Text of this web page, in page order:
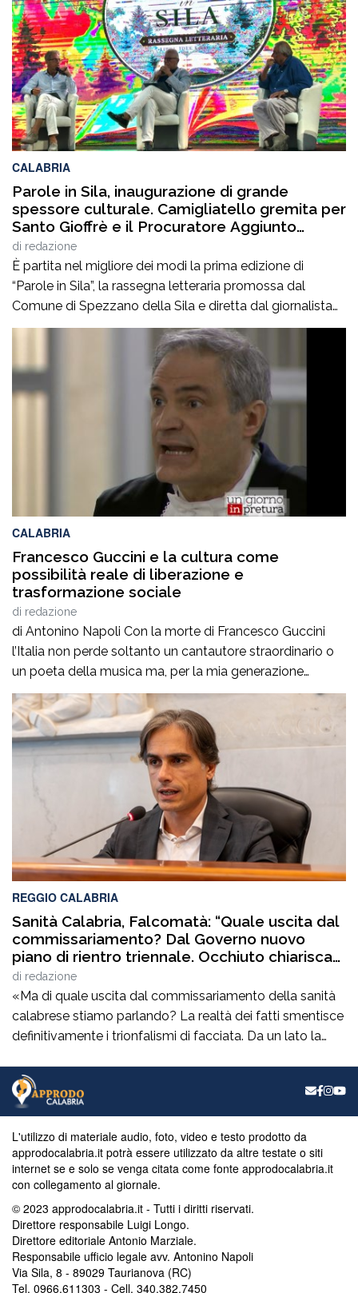
CALABRIA
Parole in Sila, inaugurazione di grande
spessore culturale. Camigliatello gremita per
Santo Gioffrè e il Procuratore Aggiunto
Stefano Musolino
di redazione
È partita nel migliore dei modi la prima edizione di
“Parole in Sila”, la rassegna letteraria promossa dal
Comune di Spezzano della Sila e diretta dal giornalista
Pasquale Motta, che fino al 19 agosto porterà a
Camigliatello Silano alcuni tra i più autorevoli
protagonisti del panorama culturale e istituzionale
italiano. Nella splendida cornice di Piazza […]
CALABRIA
Francesco Guccini e la cultura come
possibilità reale di liberazione e
trasformazione sociale
di redazione
di Antonino Napoli Con la morte di Francesco Guccini
l’Italia non perde soltanto un cantautore straordinario o
un poeta della musica ma, per la mia generazione
cresciuta nella sinistra degli anni Ottanta e Novanta, se
ne va un autentico riferimento culturale, uno di quei
maestri che hanno insegnato a pensare prima ancora
che a cantare. […]
REGGIO CALABRIA
Sanità Calabria, Falcomatà: “Quale uscita dal
commissariamento? Dal Governo nuovo
piano di rientro triennale. Occhiuto chiarisca
le tante ombre sui bilanci del comparto
sanitario”
di redazione
«Ma di quale uscita dal commissariamento della sanità
calabrese stiamo parlando? La realtà dei fatti smentisce
definitivamente i trionfalismi di facciata. Da un lato la
pronuncia, dichiarando di non avere la competenza per
esprimersi. Dall’altro lato, lo stesso ministro Schillaci,
interrogato sul tema, dichiara di […]
L'utilizzo di materiale audio, foto, video e testo prodotto da
approdocalabria.it potrà essere utilizzato da altre testate o siti
internet se e solo se venga citata come fonte approdocalabria.it
con collegamento al giornale.
© 2023 approdocalabria.it - Tutti i diritti riservati.
Direttore responsabile Luigi Longo.
Direttore editoriale Antonio Marziale.
Responsabile ufficio legale avv. Antonino Napoli
Via Sila, 8 - 89029 Taurianova (RC)
Tel. 0966.611303 - Cell. 340.382.7450